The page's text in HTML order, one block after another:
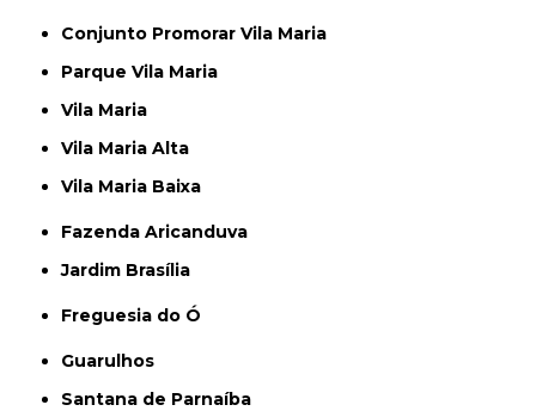
Conjunto Promorar Vila Maria
Parque Vila Maria
Vila Maria
Vila Maria Alta
Vila Maria Baixa
Fazenda Aricanduva
Jardim Brasília
Freguesia do Ó
Guarulhos
Santana de Parnaíba